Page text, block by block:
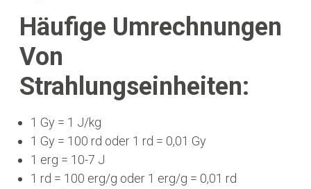
Häufige Umrechnungen
Von
Strahlungseinheiten:
1 Gy = 1 J/kg
1 Gy = 100 rd oder 1 rd = 0,01 Gy
1 erg = 10-7 J
1 rd = 100 erg/g oder 1 erg/g = 0,01 rd